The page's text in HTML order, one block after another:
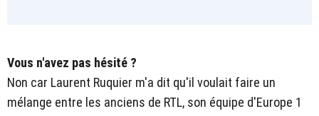
Vous n'avez pas hésité ?
Non car Laurent Ruquier m'a dit qu'il voulait faire un
mélange entre les anciens de RTL, son équipe d'Europe 1